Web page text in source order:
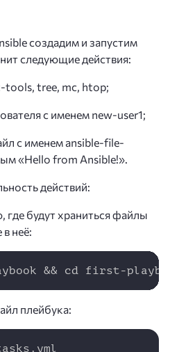
создадим и запустим
следующие действия:
tools, tree, mc, htop;
с именем new-user1;
с именем ansible-file-
«Hello from Ansible!».
действий:
где будут храниться файлы
неё:
&& cd first-
плейбука: